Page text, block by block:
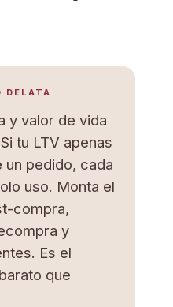
DELATA
y valor de vida
tu LTV apenas
un pedido, cada
uso. Monta el
compra,
y
Es el
que